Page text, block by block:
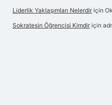
Liderlik Yaklaşımları Nelerdir için
Sokratesin Öğrencisi Kimdir için